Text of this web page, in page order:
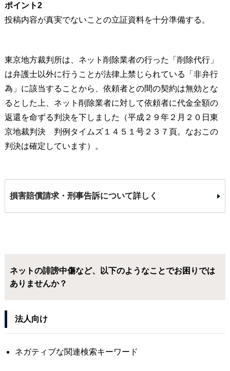
ポイント2
投稿内容が真実でないことの立証資料を十分準備する。
東京地方裁判所は、ネット削除業者の行った「削除代行」
は弁護士以外に行うことが法律上禁じられている「非弁行
為」に該当することから、依頼者との間の契約は無効とな
るとした上、ネット削除業者に対して依頼者に代金全額の
返還を命ずる判決を下しました（平成２９年２月２０日東
京地裁判決 判例タイムズ１４５１号２３７頁。なおこの
判決は確定しています）。
損害賠償請求・刑事告訴について詳しく
ネットの誹謗中傷など、以下のようなことでお困りでは
ありませんか？
法人向け
ネガティブな関連検索キーワード